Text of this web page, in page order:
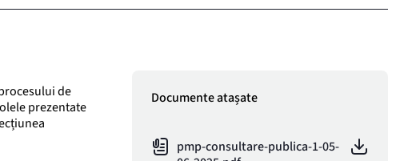
de
prezentate
Documente atașate
pmp-consultare-publica-1-05-